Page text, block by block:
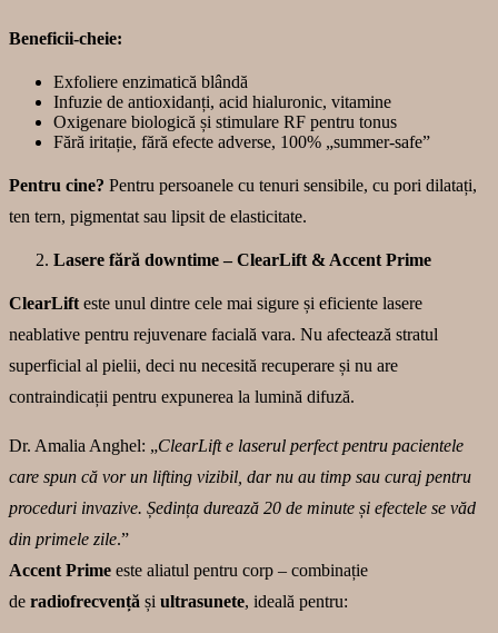
Beneficii-cheie:
Exfoliere enzimatică blândă
Infuzie de antioxidanți, acid hialuronic, vitamine
Oxigenare biologică și stimulare RF pentru tonus
Fără iritație, fără efecte adverse, 100% „summer-safe”
Pentru cine? Pentru persoanele cu tenuri sensibile, cu pori dilatați,
ten tern, pigmentat sau lipsit de elasticitate.
Lasere fără downtime – ClearLift & Accent Prime
ClearLift este unul dintre cele mai sigure și eficiente lasere
neablative pentru rejuvenare facială vara. Nu afectează stratul
superficial al pielii, deci nu necesită recuperare și nu are
contraindicații pentru expunerea la lumină difuză.
Dr. Amalia Anghel: „ClearLift e laserul perfect pentru pacientele
care spun că vor un lifting vizibil, dar nu au timp sau curaj pentru
proceduri invazive. Ședința durează 20 de minute și efectele se văd
din primele zile.”
Accent Prime este aliatul pentru corp – combinație
de radiofrecvență și ultrasunete, ideală pentru: